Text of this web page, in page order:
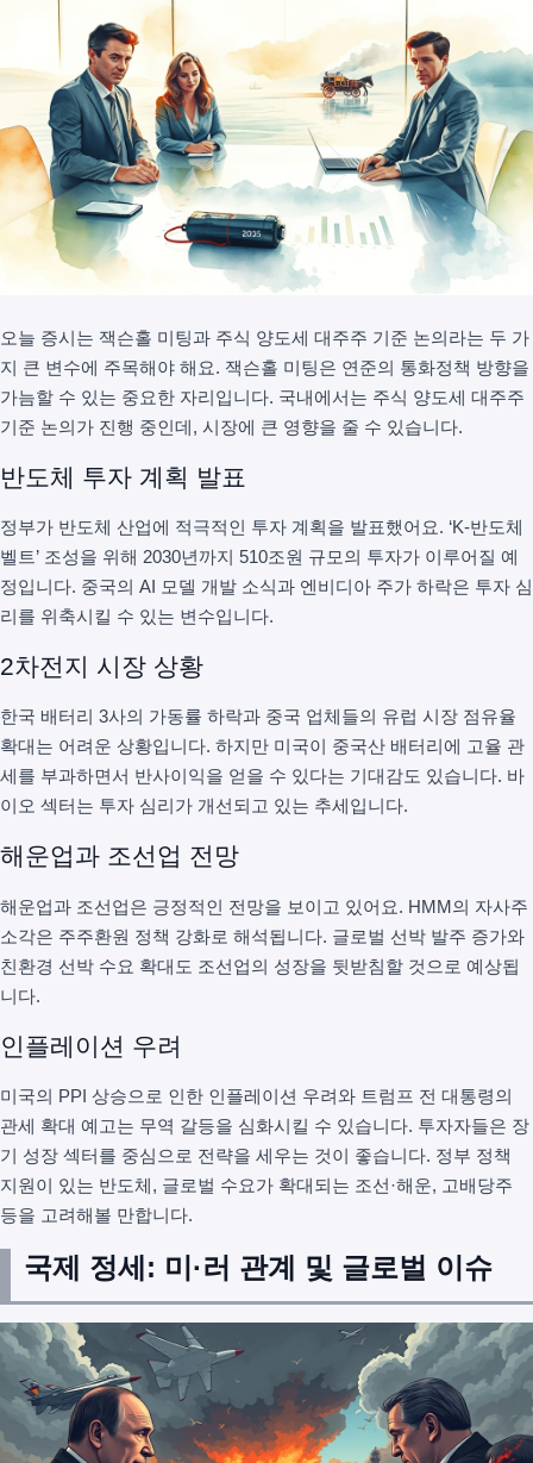
오늘 증시는 잭슨홀 미팅과 주식 양도세 대주주 기준 논의라는 두 가
지 큰 변수에 주목해야 해요. 잭슨홀 미팅은 연준의 통화정책 방향을
가늠할 수 있는 중요한 자리입니다. 국내에서는 주식 양도세 대주주
기준 논의가 진행 중인데, 시장에 큰 영향을 줄 수 있습니다.
반도체 투자 계획 발표
정부가 반도체 산업에 적극적인 투자 계획을 발표했어요. ‘K-반도체
벨트’ 조성을 위해 2030년까지 510조원 규모의 투자가 이루어질 예
정입니다. 중국의 AI 모델 개발 소식과 엔비디아 주가 하락은 투자 심
리를 위축시킬 수 있는 변수입니다.
2차전지 시장 상황
한국 배터리 3사의 가동률 하락과 중국 업체들의 유럽 시장 점유율
확대는 어려운 상황입니다. 하지만 미국이 중국산 배터리에 고율 관
세를 부과하면서 반사이익을 얻을 수 있다는 기대감도 있습니다. 바
이오 섹터는 투자 심리가 개선되고 있는 추세입니다.
해운업과 조선업 전망
해운업과 조선업은 긍정적인 전망을 보이고 있어요. HMM의 자사주
소각은 주주환원 정책 강화로 해석됩니다. 글로벌 선박 발주 증가와
친환경 선박 수요 확대도 조선업의 성장을 뒷받침할 것으로 예상됩
니다.
인플레이션 우려
미국의 PPI 상승으로 인한 인플레이션 우려와 트럼프 전 대통령의
관세 확대 예고는 무역 갈등을 심화시킬 수 있습니다. 투자자들은 장
기 성장 섹터를 중심으로 전략을 세우는 것이 좋습니다. 정부 정책
지원이 있는 반도체, 글로벌 수요가 확대되는 조선·해운, 고배당주
등을 고려해볼 만합니다.
국제 정세: 미·러 관계 및 글로벌 이슈